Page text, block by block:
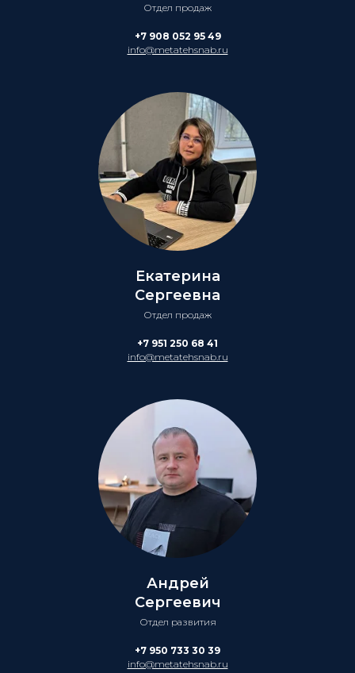
Отдел продаж
+7 908 052 95 49
info@metatehsnab.ru
Екатерина
Сергеевна
Отдел продаж
+7 951 250 68 41
info@metatehsnab.ru
Андрей
Сергеевич
Отдел развития
+7 950 733 30 39
info@metatehsnab.ru